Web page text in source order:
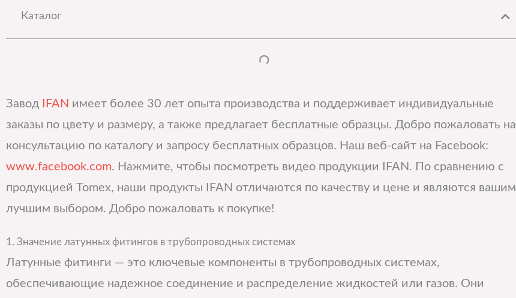
Каталог
Завод IFAN имеет более 30 лет опыта производства и поддерживает индивидуальные
заказы по цвету и размеру, а также предлагает бесплатные образцы. Добро пожаловать на
консультацию по каталогу и запросу бесплатных образцов. Наш веб-сайт на Facebook:
www.facebook.com. Нажмите, чтобы посмотреть видео продукции IFAN. По сравнению с
продукцией Tomex, наши продукты IFAN отличаются по качеству и цене и являются вашим
лучшим выбором. Добро пожаловать к покупке!
1. Значение латунных фитингов в трубопроводных системах
Латунные фитинги — это ключевые компоненты в трубопроводных системах,
обеспечивающие надежное соединение и распределение жидкостей или газов. Они